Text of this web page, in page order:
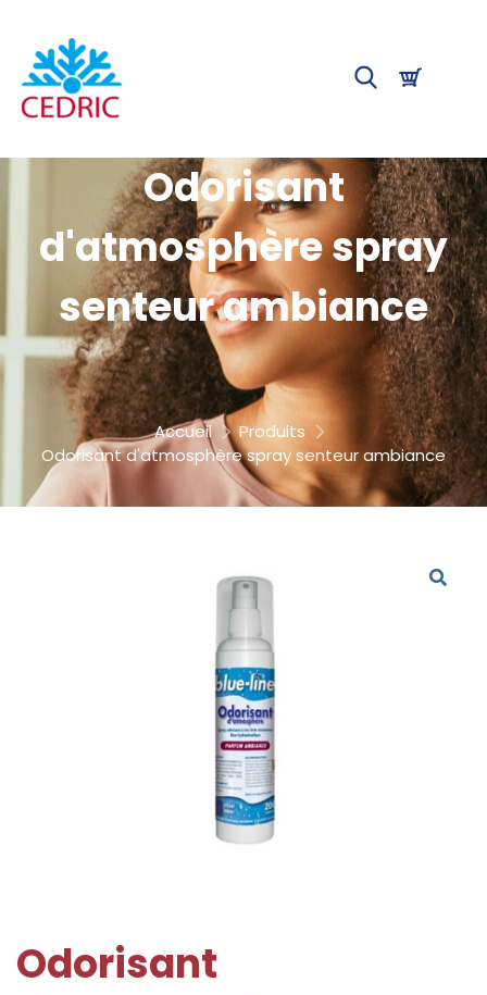
Odorisant
d'atmosphère spray
senteur ambiance
Accueil
Produits
Odorisant d'atmosphère spray senteur ambiance
Odorisant